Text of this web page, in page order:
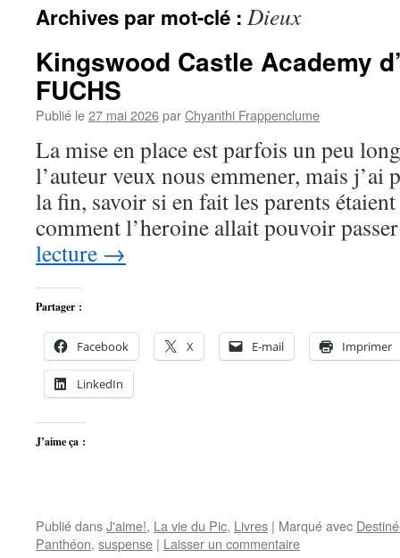
Archives par mot-clé : Dieux
Kingswood Castle Academy
FUCHS
Publié le27 mai 2026parChyanthi Frappenclume
La mise en place est parfois un peu
l’auteur veux nous emmener, mais j’ai
la fin, savoir si en fait les parents
comment l’heroine allait pouvoir
lecture →
Partager :
Facebook X E-mail Imprimer
LinkedIn
J’aime ça :
Publié dansJ'aime!, La vie du Pic, Livres | Marqué avec
Panthéon, suspense | Laisser un commentaire